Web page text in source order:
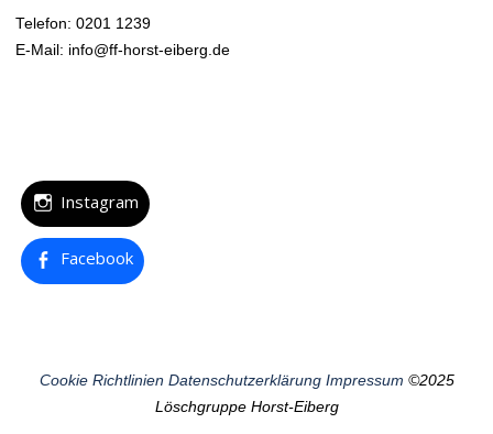
Telefon: 0201 1239
E-Mail: info@ff-horst-eiberg.de
Instagram
Facebook
Cookie Richtlinien Datenschutzerklärung Impressum ©2025
Löschgruppe Horst-Eiberg